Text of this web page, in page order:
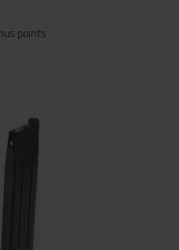
Magazin:Bietet genügend
speziell für die ARCHWICK
Maschinenpistole.
points